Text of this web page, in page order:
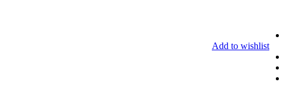
Add to wishlist